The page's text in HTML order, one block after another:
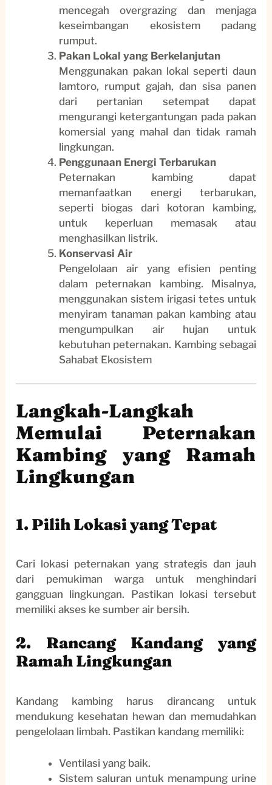
mencegah overgrazing dan menjaga
keseimbangan ekosistem padang
rumput.
Pakan Lokal yang Berkelanjutan
Menggunakan pakan lokal seperti daun
lamtoro, rumput gajah, dan sisa panen
dari pertanian setempat dapat
mengurangi ketergantungan pada pakan
komersial yang mahal dan tidak ramah
lingkungan.
Penggunaan Energi Terbarukan
Peternakan kambing dapat
memanfaatkan energi terbarukan,
seperti biogas dari kotoran kambing,
untuk keperluan memasak atau
menghasilkan listrik.
Konservasi Air
Pengelolaan air yang efisien penting
dalam peternakan kambing. Misalnya,
menggunakan sistem irigasi tetes untuk
menyiram tanaman pakan kambing atau
mengumpulkan air hujan untuk
kebutuhan peternakan. Kambing sebagai
Sahabat Ekosistem
Langkah-Langkah
Memulai Peternakan
Kambing yang Ramah
Lingkungan
1. Pilih Lokasi yang Tepat
Cari lokasi peternakan yang strategis dan jauh
dari pemukiman warga untuk menghindari
gangguan lingkungan. Pastikan lokasi tersebut
memiliki akses ke sumber air bersih.
2. Rancang Kandang yang
Ramah Lingkungan
Kandang kambing harus dirancang untuk
mendukung kesehatan hewan dan memudahkan
pengelolaan limbah. Pastikan kandang memiliki:
Ventilasi yang baik.
Sistem saluran untuk menampung urine